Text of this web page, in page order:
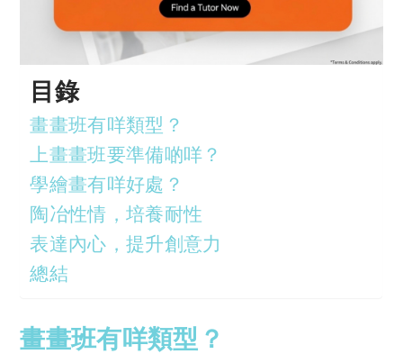
目錄
畫畫班有咩類型？
上畫畫班要準備啲咩？
學繪畫有咩好處？
陶冶性情，培養耐性
表達內心，提升創意力
總結
畫畫班有咩類型？